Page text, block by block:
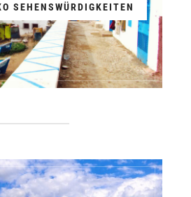
SEHENSWÜRDIGKEITEN